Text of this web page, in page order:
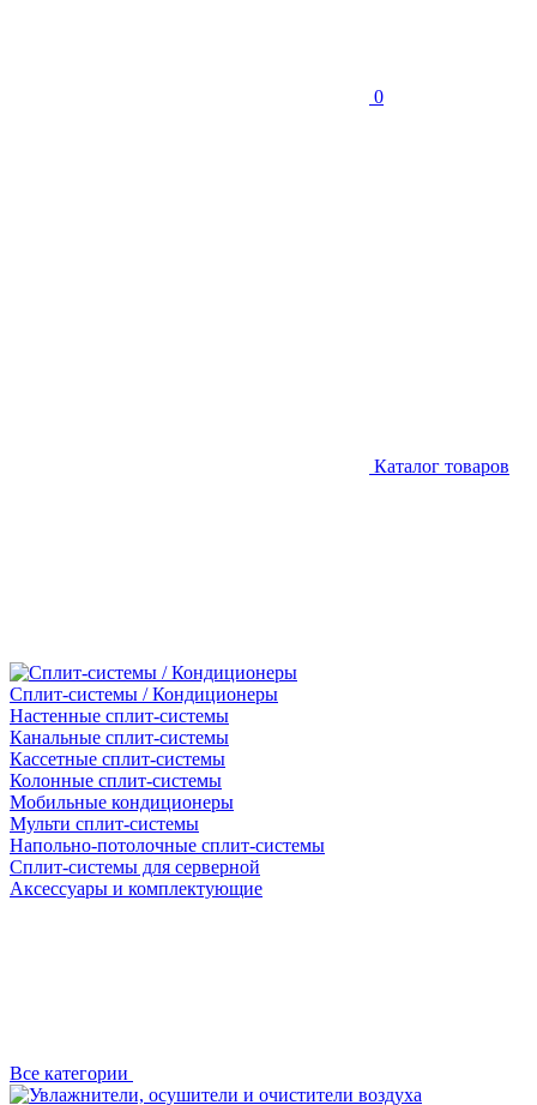
0
Каталог товаров
Сплит-системы / Кондиционеры
Настенные сплит-системы
Канальные сплит-системы
Кассетные сплит-системы
Колонные сплит-системы
Мобильные кондиционеры
Мульти сплит-системы
Напольно-потолочные сплит-системы
Сплит-системы для серверной
Аксессуары и комплектующие
Все категории